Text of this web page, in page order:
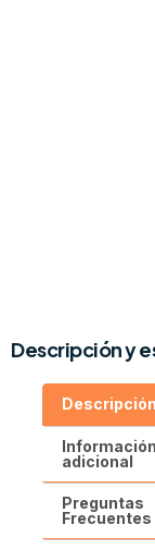
Descripción y
Descripción
Información
adicional
Preguntas
Frecuentes